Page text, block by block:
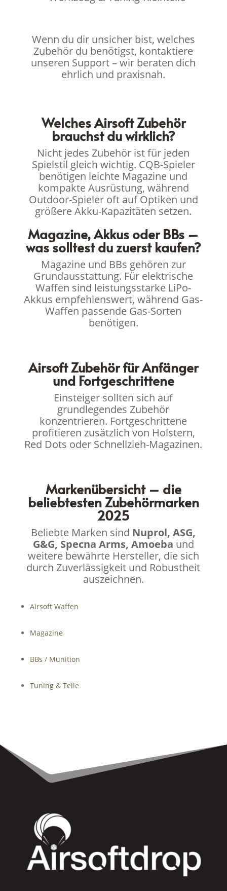
Wenn du dir unsicher bist, welches
Zubehör du benötigst, kontaktiere
unseren Support – wir beraten dich
ehrlich und praxisnah.
Welches Airsoft Zubehör
brauchst du wirklich?
Nicht jedes Zubehör ist für jeden
Spielstil gleich wichtig. CQB-Spieler
benötigen leichte Magazine und
kompakte Ausrüstung, während
Outdoor-Spieler oft auf Optiken und
größere Akku-Kapazitäten setzen.
Magazine, Akkus oder BBs –
was solltest du zuerst kaufen?
Magazine und BBs gehören zur
Grundausstattung. Für elektrische
Waffen sind leistungsstarke LiPo-
Akkus empfehlenswert, während Gas-
Waffen passende Gas-Sorten
benötigen.
Airsoft Zubehör für Anfänger
und Fortgeschrittene
Einsteiger sollten sich auf
grundlegendes Zubehör
konzentrieren. Fortgeschrittene
profitieren zusätzlich von Holstern,
Red Dots oder Schnellzieh-Magazinen.
Markenübersicht – die
beliebtesten Zubehörmarken
2025
Beliebte Marken sind Nuprol, ASG,
G&G, Specna Arms, Amoeba und
weitere bewährte Hersteller, die sich
durch Zuverlässigkeit und Robustheit
auszeichnen.
Airsoft Waffen
Magazine
BBs / Munition
Tuning & Teile